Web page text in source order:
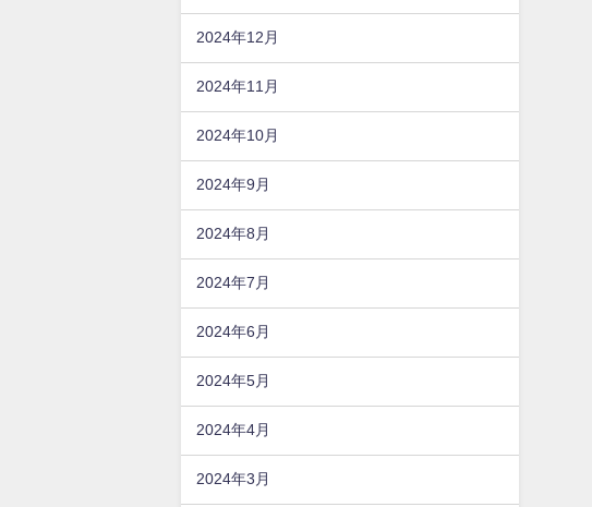
2024年12月
2024年11月
2024年10月
2024年9月
2024年8月
2024年7月
2024年6月
2024年5月
2024年4月
2024年3月